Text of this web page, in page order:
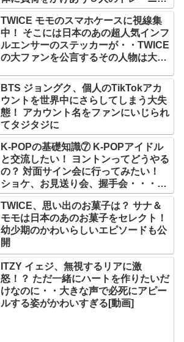
グ風景がかわいすぎるとファンくぎづ
け
TWICE モモのスマホケースに視線集
中！ そこには日本のあの超人気インフ
ルエンサーのステッカーが・・TWICE
の大ファンを公言するその人物は大よ
と話題沸騰
BTS ジョングク、個人のTikTokアカ
ウントを世界中にさらしてしまう大失
態！ アカウント名をファンにいじられ
てタジタジに
K-POPの基礎知識⑦ K-POPアイドル
と交流したい！ ヨントンってどうやる
の？ 対面サイン会に行ってみたい！
ショケ、お見送り会、握手会・・・リ
リースイベントあれこれを紹介
TWICE、思い出のお菓子は？ サナ＆
モモは日本のあのお菓子をセレクト！
幼少期のかわいらしいエピソードも公
開
ITZY イェジ、無視するリアに激
怒！？ ただ一緒にハートを作りたいだ
けなのに・・大きな声で必死にアピー
ルする姿がかわいすぎる[動画]